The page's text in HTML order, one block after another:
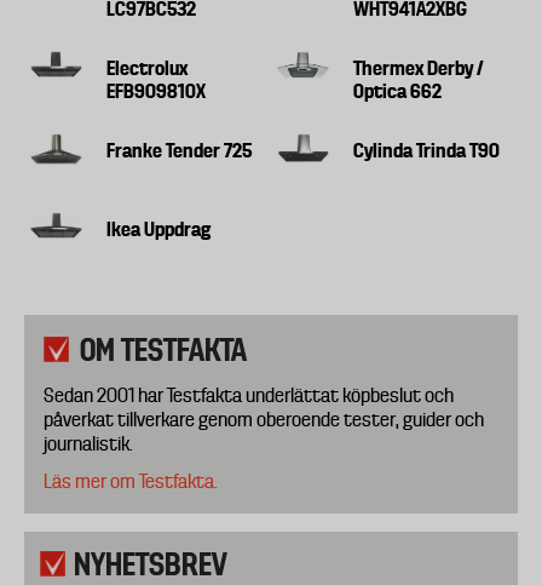
LC97BC532
WHT941A2XBG
Electrolux
EFB90981OX
Thermex Derby /
Optica 662
Franke Tender 725 Cylinda Trinda T90
Ikea Uppdrag
OM TESTFAKTA
Sedan 2001 har Testfakta underlättat köpbeslut och
påverkat tillverkare genom oberoende tester, guider och
journalistik.
Läs mer om Testfakta.
NYHETSBREV